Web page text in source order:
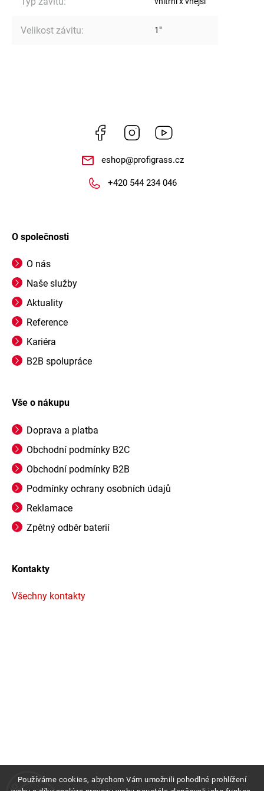
Používáme cookies, abychom Vám umožnili pohodlné prohlížení
Velikost závitu: 1"
Facebook Instagram
eshop@profigrass.cz
+420 544 234 046
O společnosti
O nás
Naše služby
Aktuality
Reference
Kariéra
B2B spolupráce
Vše o nákupu
Doprava a platba
Obchodní podmínky B2C
Obchodní podmínky B2B
Podmínky ochrany osobních údajů
Reklamace
Zpětný odběr baterií
Kontakty
Všechny kontakty